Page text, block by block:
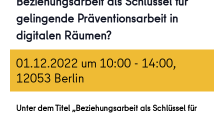
gelingende Präventionsarbeit in
digitalen Räumen?
01.12.2022 um 10:00 - 14:00,
12053 Berlin
Unter dem Titel „Beziehungsarbeit als Schlüssel für